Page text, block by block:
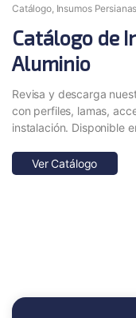
Catálogo, Insumos
Catálogo de
Aluminio
Revisa y descarga
con perfiles, lamas,
instalación. Disponible
Ver Catálogo